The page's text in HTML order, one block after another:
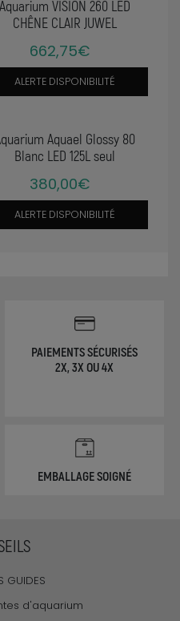
Aquarium VISION 260 LED
CHÊNE CLAIR JUWEL
662,75€
ALERTE DISPONIBILITÉ
Aquael Glossy 80
Blanc LED 125L seul
380,00€
ALERTE DISPONIBILITÉ
PAIEMENTS SÉCURISÉS
2X, 3X OU 4X
EMBALLAGE SOIGNÉ
GUIDES
d'aquarium